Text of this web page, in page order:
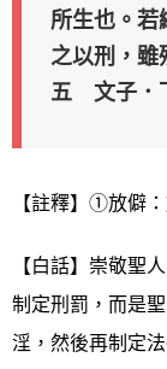
所生也。
之以刑，雖
五 文子．
【註釋】①放僻
【白話】崇敬聖
制定刑罰，而是
淫，然後再制定